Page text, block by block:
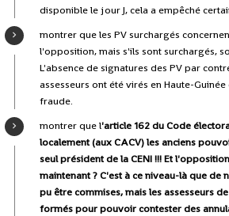
disponible le jour J, cela a empêché
montrer que les PV surchargés
l'opposition, mais s'ils sont surchargés,
L'absence de signatures des PV par
assesseurs ont été virés en Haute-
fraude.
montrer que l'article 162 du Code
localement (aux CACV) les anciens
seul président de la CENI !!! Et
maintenant ? C'est à ce niveau-là que de
pu être commises, mais les assesseurs
formés pour pouvoir contester des